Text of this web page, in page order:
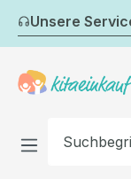
Zum Hauptinhalt
Unsere